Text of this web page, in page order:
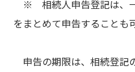
※ 相続人申告登記は、
をまとめて申告することも
申告の期限は、相続登記